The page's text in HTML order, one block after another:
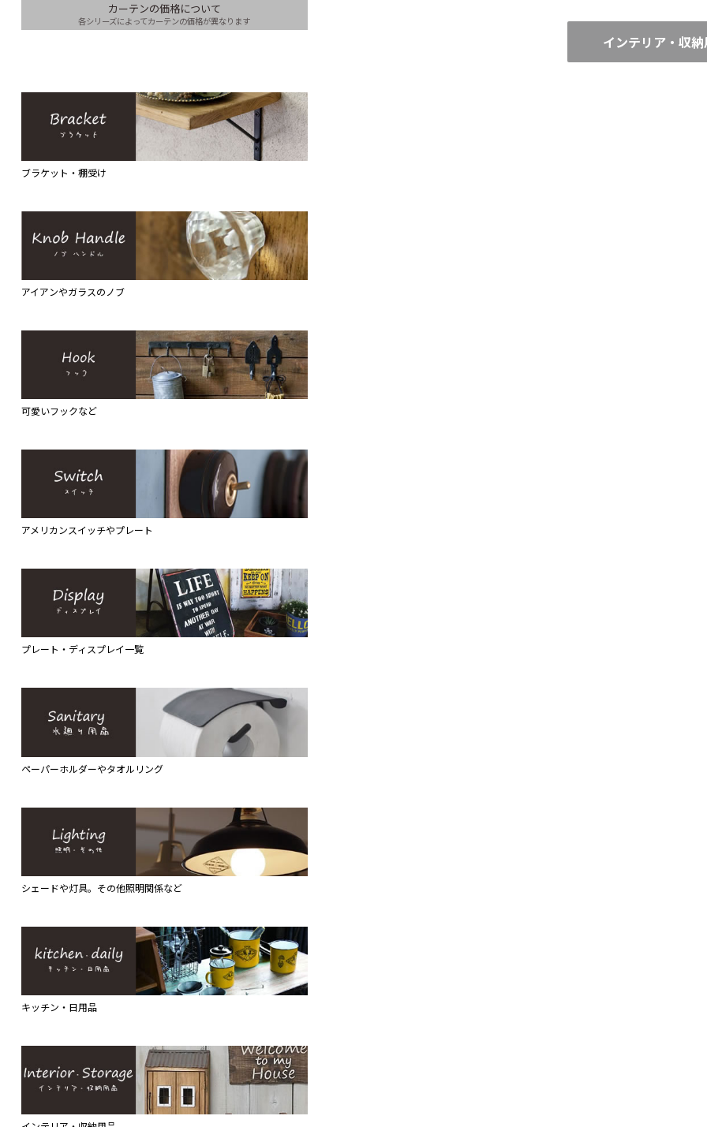
インテリア・収
カーテンの価格について
各シリーズによってカーテンの価格が異なります
ブラケット・棚受け
アイアンやガラスのノブ
可愛いフックなど
アメリカンスイッチやプレート
プレート・ディスプレイ一覧
ペーパーホルダーやタオルリング
シェードや灯具。その他照明関係など
キッチン・日用品